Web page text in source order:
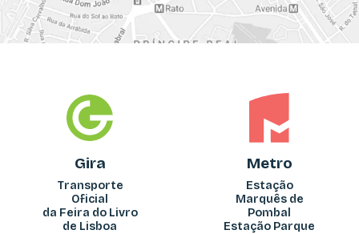
Gira
Transporte
Oficial
da Feira do Livro
de Lisboa
Metro
Estação
Marquês de
Pombal
Estação Parque